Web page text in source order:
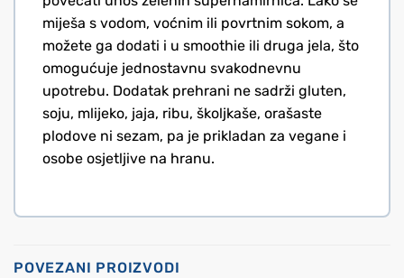
miješa s vodom, voćnim ili povrtnim sokom, a
možete ga dodati i u smoothie ili druga jela, što
omogućuje jednostavnu svakodnevnu
upotrebu. Dodatak prehrani ne sadrži gluten,
soju, mlijeko, jaja, ribu, školjkaše, orašaste
plodove ni sezam, pa je prikladan za vegane i
osobe osjetljive na hranu.
POVEZANI PROIZVODI